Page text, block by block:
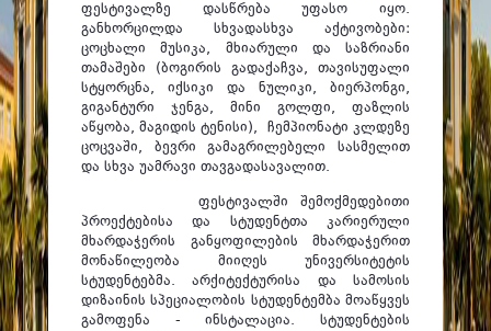
ფესტივალზე დასწრება უფასო იყო.
განხორცილდა სხვადასხვა აქტივობები:
ცოცხალი მუსიკა, მხიარული და საზრიანი
თამაშები (ბოგირის გადაქაჩვა, თავისუფალი
სტყორცნა, იქსიკი და ნულიკი, ბიერპონგი,
გიგანტური ჯენგა, მინი გოლფი, ფაზლის
აწყობა, მაგიდის ტენისი), ჩემპიონატი კლდეზე
ცოცვაში, ბევრი გამაგრილებელი სასმელით
და სხვა უამრავი თავგადასავალით.
ფესტივალში შემოქმედებითი
პროექტებისა და სტუდენტთა კარიერული
მხარდაჭერის განყოფილების მხარდაჭერით
მონაწილეობა მიიღეს უნივერსიტეტის
სტუდენტებმა. არქიტექტურისა და სამოსის
დიზაინის სპეციალობის სტუდენტემბა მოაწყვეს
გამოფენა - ინსტალაცია. სტუდენტების